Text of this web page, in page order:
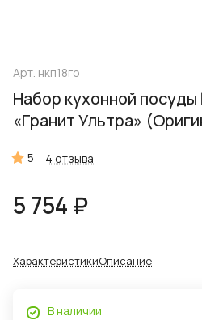
Арт. нкп18го
Набор кухонной
«Гранит Ультра»
5 4 отзыва
5 754 ₽
ХарактеристикиОписание
В наличии